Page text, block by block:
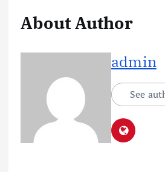
About Author
admin
See